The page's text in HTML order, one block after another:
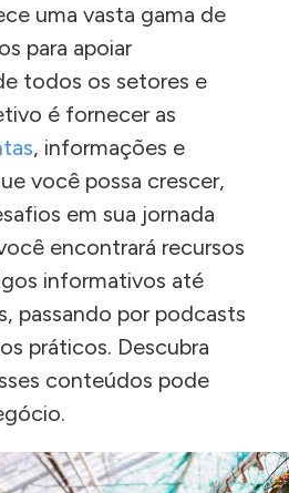
uma vasta gama de
para apoiar
todos os setores e
é fornecer as
, informações e
você possa crescer,
em sua jornada
encontrará recursos
informativos até
passando por podcasts
práticos. Descubra
conteúdos pode